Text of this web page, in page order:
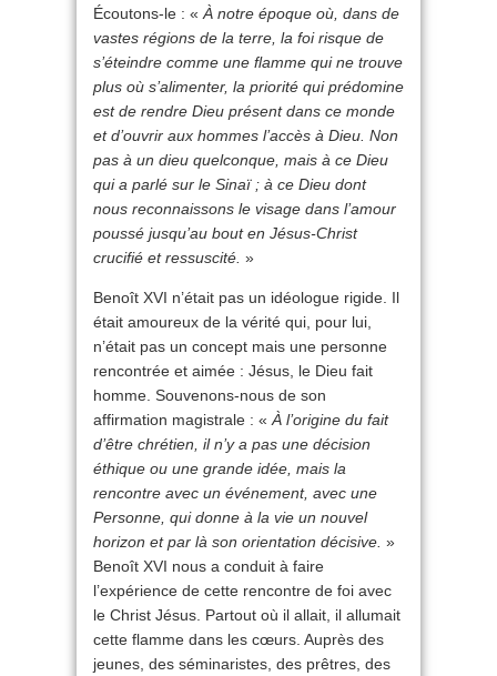
Écoutons-le : « À notre époque où, dans de
vastes régions de la terre, la foi risque de
s’éteindre comme une flamme qui ne trouve
plus où s’alimenter, la priorité qui prédomine
est de rendre Dieu présent dans ce monde
et d’ouvrir aux hommes l’accès à Dieu. Non
pas à un dieu quelconque, mais à ce Dieu
qui a parlé sur le Sinaï ; à ce Dieu dont
nous reconnaissons le visage dans l’amour
poussé jusqu’au bout en Jésus-Christ
crucifié et ressuscité. »
Benoît XVI n’était pas un idéologue rigide. Il
était amoureux de la vérité qui, pour lui,
n’était pas un concept mais une personne
rencontrée et aimée : Jésus, le Dieu fait
homme. Souvenons-nous de son
affirmation magistrale : « À l’origine du fait
d’être chrétien, il n’y a pas une décision
éthique ou une grande idée, mais la
rencontre avec un événement, avec une
Personne, qui donne à la vie un nouvel
horizon et par là son orientation décisive. »
Benoît XVI nous a conduit à faire
l’expérience de cette rencontre de foi avec
le Christ Jésus. Partout où il allait, il allumait
cette flamme dans les cœurs. Auprès des
jeunes, des séminaristes, des prêtres, des